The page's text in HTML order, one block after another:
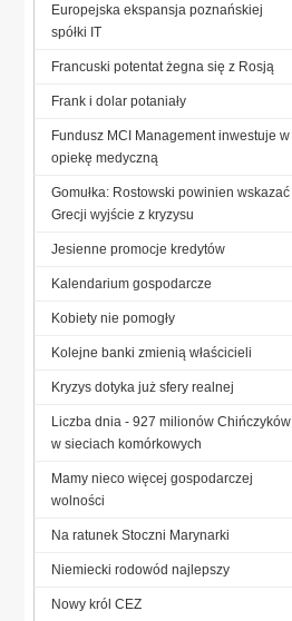
Europejska ekspansja poznańskiej
spółki IT
Francuski potentat żegna się z Rosją
Frank i dolar potaniały
Fundusz MCI Management inwestuje w
opiekę medyczną
Gomułka: Rostowski powinien wskazać
Grecji wyjście z kryzysu
Jesienne promocje kredytów
Kalendarium gospodarcze
Kobiety nie pomogły
Kolejne banki zmienią właścicieli
Kryzys dotyka już sfery realnej
Liczba dnia - 927 milionów Chińczyków
w sieciach komórkowych
Mamy nieco więcej gospodarczej
wolności
Na ratunek Stoczni Marynarki
Niemiecki rodowód najlepszy
Nowy król CEZ